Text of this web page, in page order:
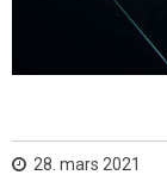
28. mars 2021